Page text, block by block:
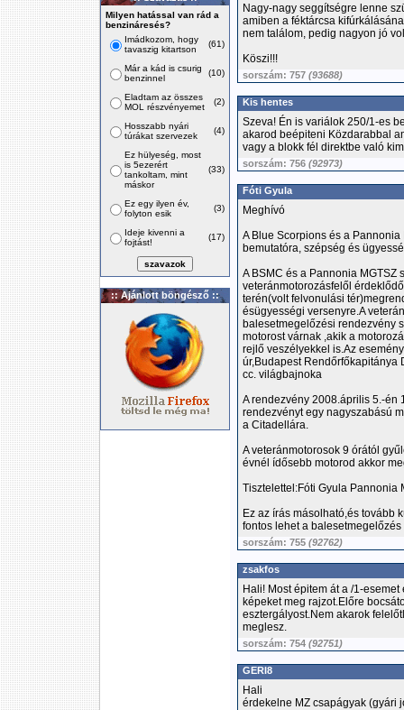
Milyen hatással van rád a
benzináresés?
Imádkozom, hogy
tavaszig kitartson
(61)
Már a kád is csurig
benzinnel
(10)
Eladtam az összes
MOL részvényemet
(2)
Hosszabb nyári
túrákat szervezek
(4)
Ez hülyeség, most
is 5ezerért
tankoltam, mint
máskor
(33)
Ez egy ilyen év,
folyton esik
(3)
Ideje kivenni a
fojtást!
(17)
:: Ajánlott böngésző ::
Nagy-nagy seggítségre lenne
amiben a féktárcsa
nem találom, pedig nagyon jó
Köszi!!!
sorszám: 757 (93688)
Kis hentes
Szeva! Én is variálok 250/1-es
akarod beépiteni Közdarabbal
vagy a blokk fél direktbe való
sorszám: 756 (92973)
Fóti Gyula
Meghívó
A Blue Scorpions és a
bemutatóra, szépség és
A BSMC és a Pannonia MGTSZ
veteránmotorozásfelől
terén(volt felvonulási
ésügyességi versenyre.A
balesetmegelőzési rendezvény
motorost várnak ,akik a
rejlő veszélyekkel is.Az
úr,Budapest Rendőrfőkapitánya
cc. világbajnoka
A rendezvény 2008.április 5.-én
rendezvényt egy nagyszabású
a Citadellára.
A veteránmotorosok 9 órától
évnél ídősebb motorod akkor
Tisztelettel:Fóti Gyula Pannonia
Ez az írás másolható,és tovább
fontos lehet a balesetmegelőzés
sorszám: 755 (92762)
zsakfos
Hali! Most épitem át a /1-
képeket meg rajzot.Előre
esztergályost.Nem akarok
meglesz.
sorszám: 754 (92751)
GERI8
Hali
érdekelne MZ csapágyak (gyári